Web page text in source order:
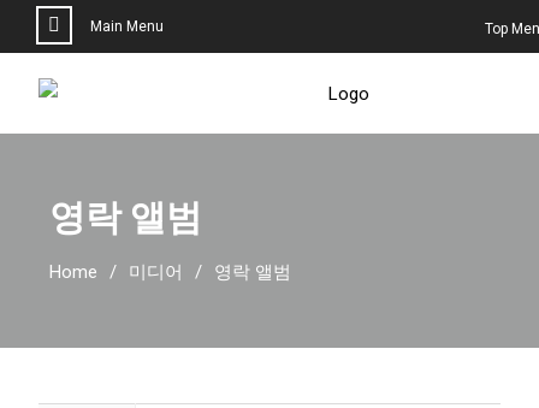
Main Menu Top
영락 앨범
Home 미디어 영락 앨범